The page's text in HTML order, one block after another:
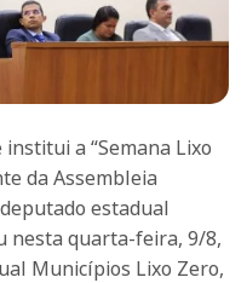
a “Semana Lixo
da Assembleia
estadual
nesta quarta-feira, 9/8,
Municípios Lixo Zero,